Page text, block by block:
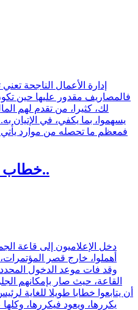
إدارة الأعمال الناجحة
فالمصاريف مقدور عليها حين
لك، كثيرا، من تقدم لهم
يسهموا، بما يكفي، في الإتيان
فمعظم ما تحصله من موارد يأتي
خطاب طويل برسائل مشفرة..
أهملوا، خارج قصر
وقد فات موعد الدخول
القاعة، حيث صار بإمكانهم
أن يتابعوا خطابا طويلا للغاية
يكررها، ويعود فيكررها،